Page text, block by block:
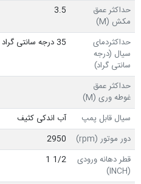
حداکثر عمق
مکش (M)
3.5
حداکثردمای
سیال (درجه
سانتی گراد)
35 درجه سانتی گراد
حداکثر عمق
غوطه وری (M)
سیال قابل پمپ
آب اندکی کثیف
دور موتور (rpm)
2950
قطر دهانه ورودی
(INCH)
1/2 1